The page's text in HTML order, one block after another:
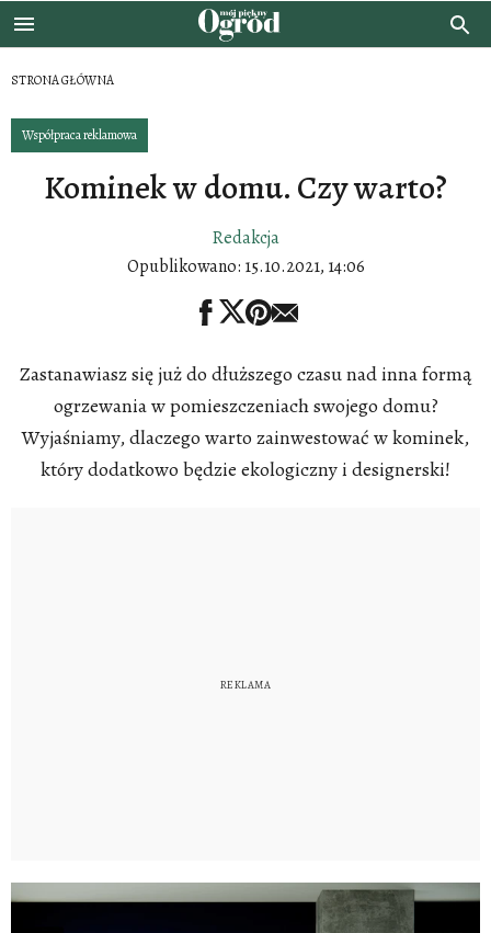
STRONA GŁÓWNA
Współpraca reklamowa
Kominek w domu. Czy warto?
Redakcja
Opublikowano: 15.10.2021, 14:06
Zastanawiasz się już do dłuższego czasu nad inna formą
ogrzewania w pomieszczeniach swojego domu?
Wyjaśniamy, dlaczego warto zainwestować w kominek,
który dodatkowo będzie ekologiczny i designerski!